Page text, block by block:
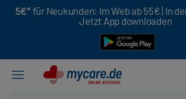
5€* für Neukunden: Im Web ab 55€ | In
Jetzt App downloaden